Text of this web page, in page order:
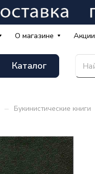
О магазине Акции
Каталог
– Букинистические книги